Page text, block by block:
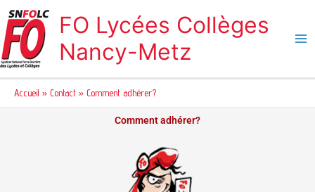
au
contenu
FO Lycées Collèges
Nancy-Metz
Accueil Contact Comment adhérer?
Comment adhérer?